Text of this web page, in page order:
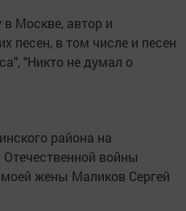
Москве, автор и
песен, в том числе и песен
"Никто не думал о
района на
войны
жены Маликов Сергей